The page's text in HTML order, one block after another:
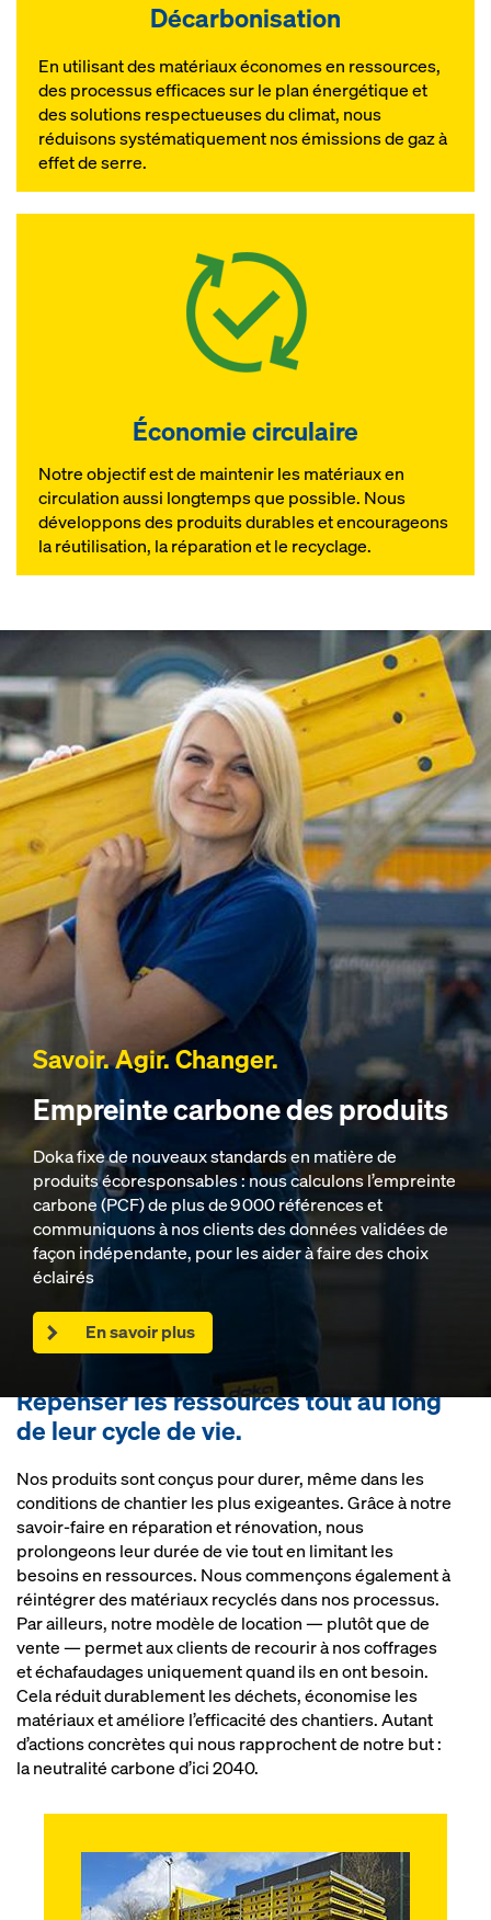
Décarbonisation
En utilisant des matériaux économes en ressources,
des processus efficaces sur le plan énergétique et
des solutions respectueuses du climat, nous
réduisons systématiquement nos émissions de gaz à
effet de serre.
Économie circulaire
Notre objectif est de maintenir les matériaux en
circulation aussi longtemps que possible. Nous
développons des produits durables et encourageons
la réutilisation, la réparation et le recyclage.
Savoir. Agir. Changer.
Empreinte carbone des produits
Doka fixe de nouveaux standards en matière de
produits écoresponsables : nous calculons l’empreinte
carbone (PCF) de plus de 9 000 références et
communiquons à nos clients des données validées de
façon indépendante, pour les aider à faire des choix
éclairés
En savoir plus
Repenser les ressources tout au long
de leur cycle de vie.
Nos produits sont conçus pour durer, même dans les
conditions de chantier les plus exigeantes. Grâce à notre
savoir-faire en réparation et rénovation, nous
prolongeons leur durée de vie tout en limitant les
besoins en ressources. Nous commençons également à
réintégrer des matériaux recyclés dans nos processus.
Par ailleurs, notre modèle de location — plutôt que de
vente — permet aux clients de recourir à nos coffrages
et échafaudages uniquement quand ils en ont besoin.
Cela réduit durablement les déchets, économise les
matériaux et améliore l’efficacité des chantiers. Autant
d’actions concrètes qui nous rapprochent de notre but :
la neutralité carbone d’ici 2040.